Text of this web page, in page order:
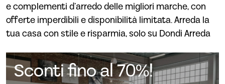
e complementi d’arredo delle migliori marche, con
offerte imperdibili e disponibilità limitata. Arreda la
tua casa con stile e risparmia, solo su Dondi Arreda
Sconti fino al 70%!